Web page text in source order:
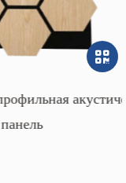
акустическая